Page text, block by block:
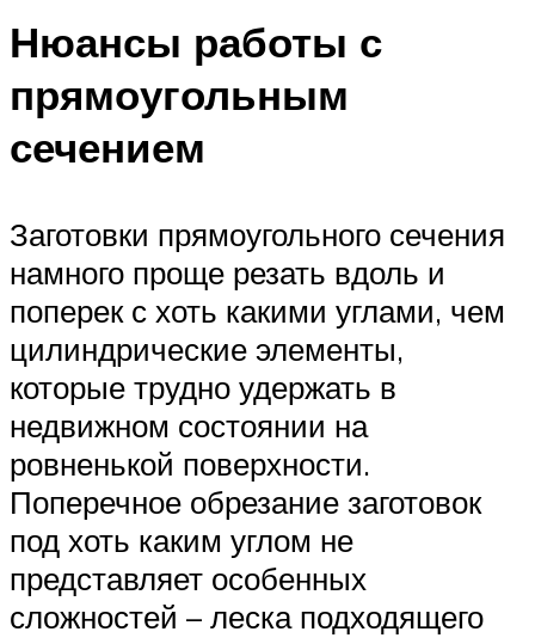
Нюансы работы с
прямоугольным
сечением
Заготовки прямоугольного сечения
намного проще резать вдоль и
поперек с хоть какими углами, чем
цилиндрические элементы,
которые трудно удержать в
недвижном состоянии на
ровненькой поверхности.
Поперечное обрезание заготовок
под хоть каким углом не
представляет особенных
сложностей – леска подходящего